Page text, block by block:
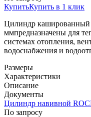
КупитьКупить в 1 клик
Цилиндр
ммпредназначены для
системах отопления,
водоснабжения и
Размеры
Характеристики
Описание
Документы
Цилиндр навивной
По запросу